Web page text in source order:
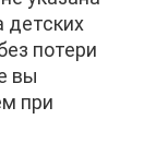
потери
вы
при
потери
вы
при
потери
вы
при